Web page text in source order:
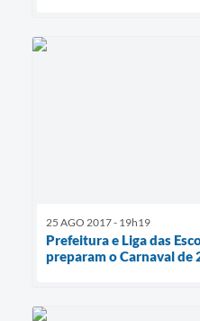
25 AGO 2017 - 19h19
Prefeitura e Liga das
preparam o Carnaval de